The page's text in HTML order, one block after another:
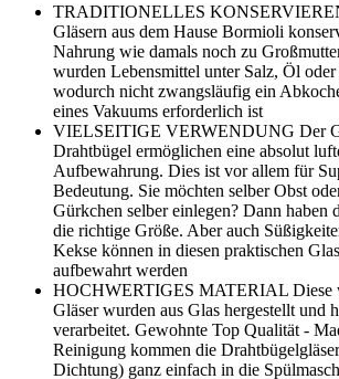
TRADITIONELLES
Gläsern aus dem Hause Bormioli
Nahrung wie damals noch zu
wurden Lebensmittel unter Salz, Öl
wodurch nicht zwangsläufig ein
eines Vakuums erforderlich ist
VIELSEITIGE VERWENDUNG Der
Drahtbügel ermöglichen eine absolut
Aufbewahrung. Dies ist vor allem für
Bedeutung. Sie möchten selber Obst
Gürkchen selber einlegen? Dann haben
die richtige Größe. Aber auch
Kekse können in diesen praktischen
aufbewahrt werden
HOCHWERTIGES MATERIAL Diese
Gläser wurden aus Glas hergestellt und
verarbeitet. Gewohnte Top Qualität -
Reinigung kommen die
Dichtung) ganz einfach in die